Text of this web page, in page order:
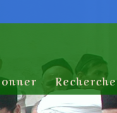
Recherche